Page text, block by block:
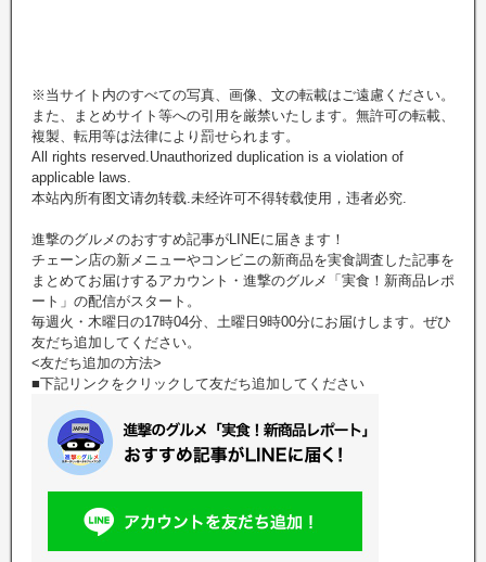
※当サイト内のすべての写真、画像、文の転載はご遠慮ください。
また、まとめサイト等への引用を厳禁いたします。無許可の転載、
複製、転用等は法律により罰せられます。
All rights reserved.Unauthorized duplication is a violation of
applicable laws.
本站內所有图文请勿转载.未经许可不得转载使用，违者必究.
進撃のグルメのおすすめ記事がLINEに届きます！
チェーン店の新メニューやコンビニの新商品を実食調査した記事を
まとめてお届けするアカウント・進撃のグルメ「実食！新商品レポ
ート」の配信がスタート。
毎週火・木曜日の17時04分、土曜日9時00分にお届けします。ぜひ
友だち追加してください。
<友だち追加の方法>
■下記リンクをクリックして友だち追加してください